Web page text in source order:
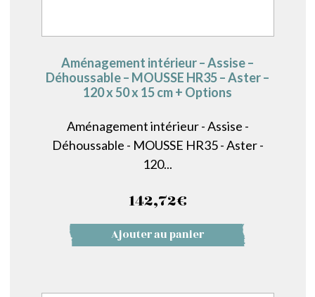
Aménagement intérieur – Assise –
Déhoussable – MOUSSE HR35 – Aster –
120 x 50 x 15 cm + Options
Aménagement intérieur - Assise -
Déhoussable - MOUSSE HR35 - Aster -
120...
142,72€
Ajouter au panier